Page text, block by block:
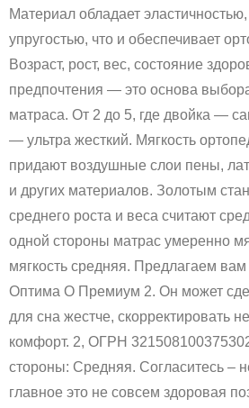
Материал обладает
упругостью, что и обеспечивает
Возраст, рост, вес, состояние
предпочтения — это основа
матраса. От 2 до 5, где двойка —
— ультра жесткий. Мягкость
придают воздушные слои пены,
и других материалов. Золотым
среднего роста и веса считают
одной стороны матрас умеренно
мягкость средняя. Предлагаем
Оптима О Премиум 2. Он может
для сна жестче, скорректировать
комфорт. 2, ОГРН
стороны: Средняя. Согласитесь –
главное это не совсем здоровая